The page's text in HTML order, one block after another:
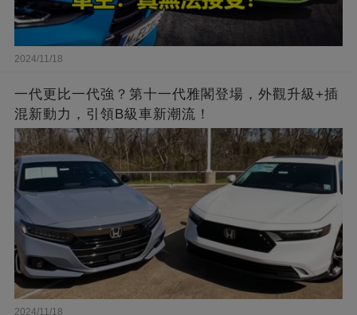
2024/11/18
一代更比一代強？第十一代雅閣登場，外觀升級+插
混新動力，引領B級車新潮流！
2024/11/18